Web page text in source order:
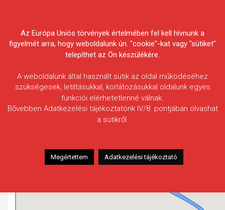
Egyesületek Szövetsége
Poklás-csatorna
Az Európa Uniós törvények értelmében fel kell hívnunk a
figyelmét arra, hogy weboldalunk ún. "cookie"-kat vagy "sütiket"
telepíthet az Ön készülékére.
A weboldalunk által használt sütik az oldal működéséhez
szükségesek, letiltásukkal, korlátozásukkal oldalunk egyes
funkciói elérhetetlenné válnak.
Bővebben Adatkezelési tájékoztatónk IV/8. pontjában olvashat
a sütikről.
Megértettem Adatkezelési tájékoztató